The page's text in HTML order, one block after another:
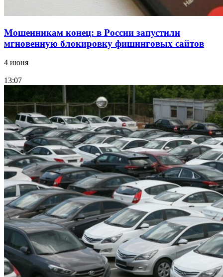
Мошенникам конец: в России запустили
мгновенную блокировку фишинговых сайтов
4 июня
13:07